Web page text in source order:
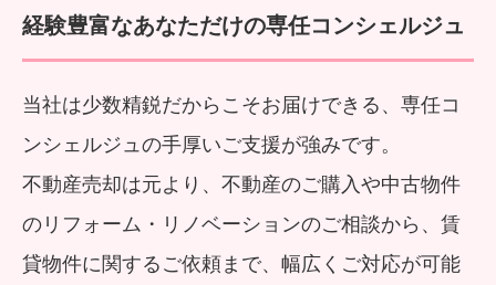
経験豊富なあなただけの専任コンシェルジュ
当社は少数精鋭だからこそお届けできる、専任コ
ンシェルジュの手厚いご支援が強みです。
不動産売却は元より、不動産のご購入や中古物件
のリフォーム・リノベーションのご相談から、賃
貸物件に関するご依頼まで、幅広くご対応が可能